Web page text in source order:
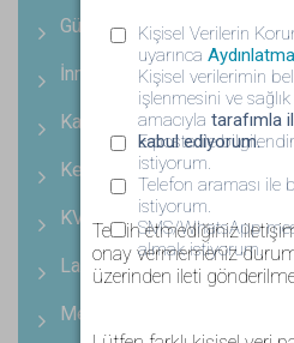
Güzellik Ünitemiz
İnme (Felç) Ünitemiz
Kalça ve Diz Artroplasti
Kemik Dansitometri Ünitemiz
KVC Yoğun Bakım Ünitemiz
Laboratuvar Ünitemiz
Medikal Cilt Bakımı ve
Kişisel Verilerin
uyarınca
Kişisel verilerimin
işlenmesini ve
amacıylatarafımla
kabul ediyorum.
E-posta ile
istiyorum.
Telefon araması ile
istiyorum.
SMS/WhatsApp
almak istiyorum.
Tercih etmediğiniz
onay vermemeniz
üzerinden ileti